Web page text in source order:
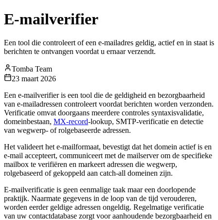
E-mailverifier
Een tool die controleert of een e-mailadres geldig, actief en in staat is
berichten te ontvangen voordat u ernaar verzendt.
Tomba Team
23 maart 2026
Een e-mailverifier is een tool die de geldigheid en bezorgbaarheid
van e-mailadressen controleert voordat berichten worden verzonden.
Verificatie omvat doorgaans meerdere controles syntaxisvalidatie,
domeinbestaan, MX-record-lookup, SMTP-verificatie en detectie
van wegwerp- of rolgebaseerde adressen.
Het valideert het e-mailformaat, bevestigt dat het domein actief is en
e-mail accepteert, communiceert met de mailserver om de specifieke
mailbox te verifiëren en markeert adressen die wegwerp,
rolgebaseerd of gekoppeld aan catch-all domeinen zijn.
E-mailverificatie is geen eenmalige taak maar een doorlopende
praktijk. Naarmate gegevens in de loop van de tijd verouderen,
worden eerder geldige adressen ongeldig. Regelmatige verificatie
van uw contactdatabase zorgt voor aanhoudende bezorgbaarheid en